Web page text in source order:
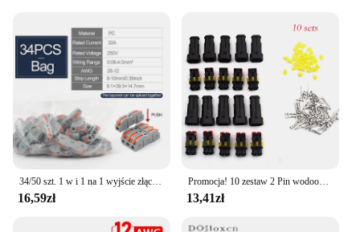
34/50 szt. 1 w i 1 na 1 wyjście złącze do szybkiego łączenia multipleksu kompaktowa zacisk blok zaciskowa do domowego złącza kabla światła
16,59zł
Promocja! 10 zestaw 2 Pin wodoodporne wtyczka przewodu elektrycznego 1.5mm zaciski 2Pin HID Plug Auto Xenon wtyk lampa
13,41zł